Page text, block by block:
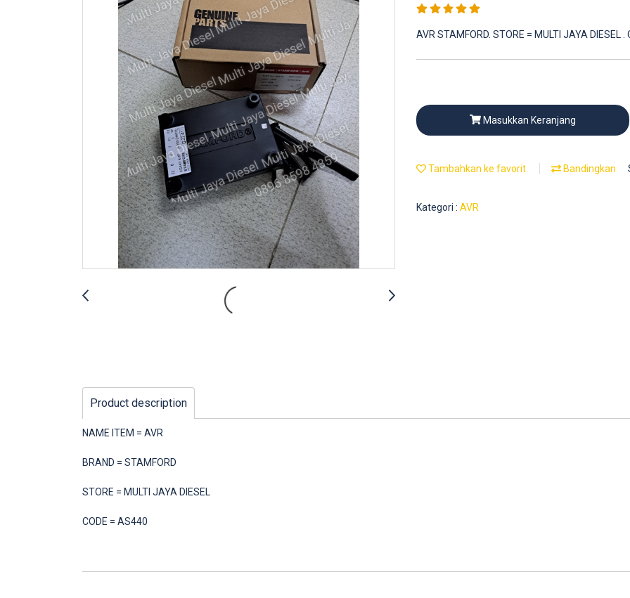
AVR STAMFORD. STORE = MULTI JAYA DIESEL .
Masukkan Keranjang
Tambahkan ke favorit Bandingkan
Kategori : AVR
Product description
NAME ITEM = AVR
BRAND = STAMFORD
STORE = MULTI JAYA DIESEL
CODE = AS440